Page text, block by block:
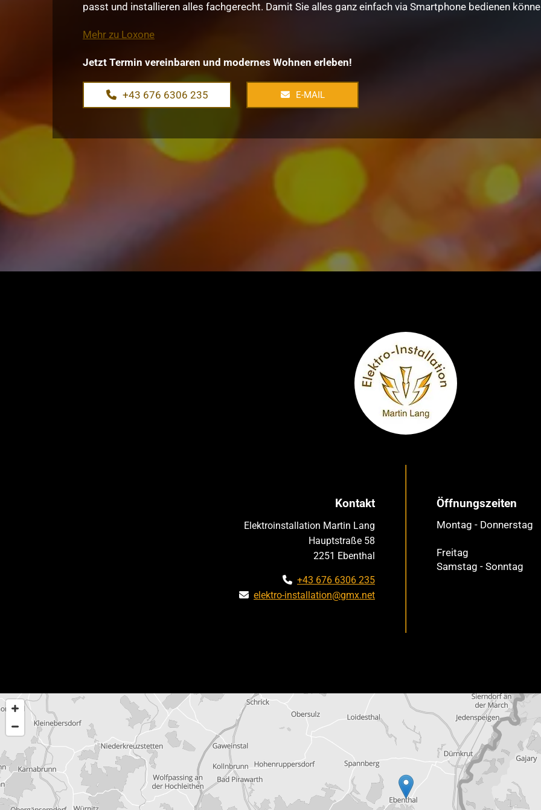
passt und installieren alles fachgerecht. Damit Sie alles ganz einfach via Smartphone bedienen
Mehr zu Loxone
Jetzt Termin vereinbaren und modernes Wohnen erleben!
+43 676 6306 235 E-MAIL
Kontakt
Elektroinstallation Martin Lang
Hauptstraße 58
2251 Ebenthal
 +43 676 6306 235
 elektro-installation@gmx.net
Öffnungszeiten
Montag - Donnerstag
Freitag
Samstag - Sonntag